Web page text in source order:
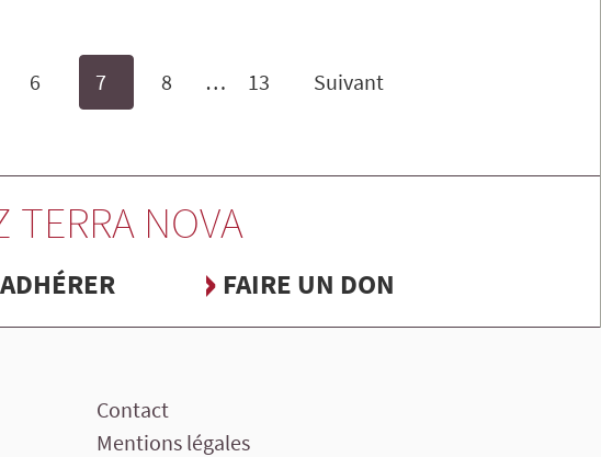
6 7 8 … 13 Suivant
TERRA NOVA
ADHÉRER FAIRE UN DON
Contact
Mentions légales